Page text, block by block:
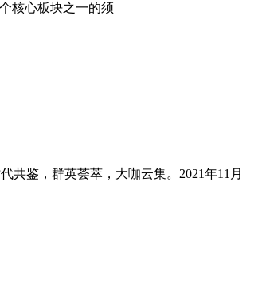
核心板块之一的须
共鉴，群英荟萃，大咖云集。2021年11月